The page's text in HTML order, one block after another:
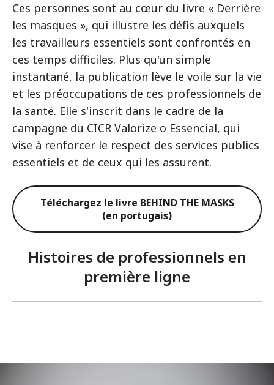
Ces personnes sont au cœur du livre « Derrière
les masques », qui illustre les défis auxquels
les travailleurs essentiels sont confrontés en
ces temps difficiles. Plus qu'un simple
instantané, la publication lève le voile sur la vie
et les préoccupations de ces professionnels de
la santé. Elle s'inscrit dans le cadre de la
campagne du CICR Valorize o Essencial, qui
vise à renforcer le respect des services publics
essentiels et de ceux qui les assurent.
Téléchargez le livre BEHIND THE MASKS
(en portugais)
Histoires de professionnels en
première ligne